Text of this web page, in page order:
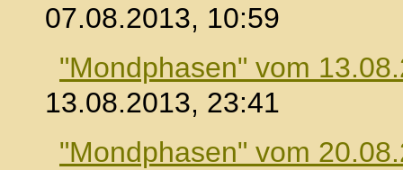
07.08.2013, 10:59
"Mondphasen" vom
13.08.2013, 23:41
"Mondphasen" vom